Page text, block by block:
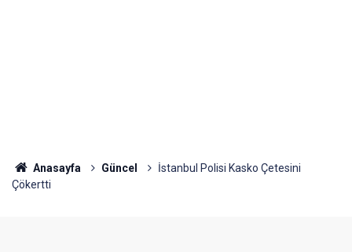
Anasayfa Güncel
İstanbul Polisi Kasko Çetesini
Çökertti